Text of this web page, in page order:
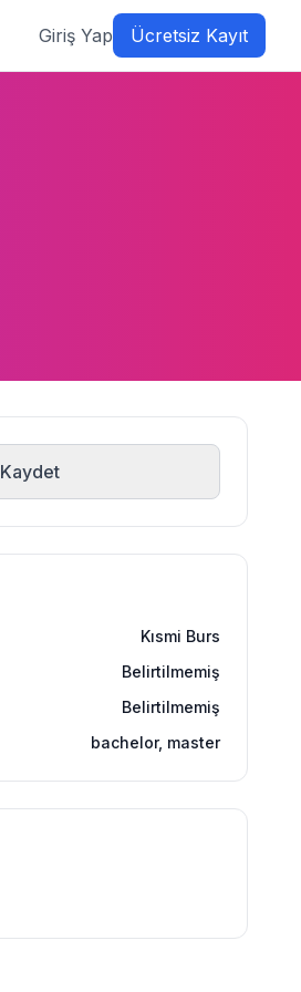
Giriş Yap Ücretsiz Kayıt
Kaydet
Kısmi Burs
Belirtilmemiş
Belirtilmemiş
bachelor, master